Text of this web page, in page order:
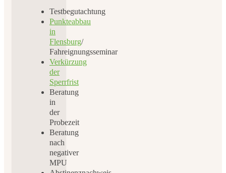
Testbegutachtung
Punkteabbau
in
Flensburg/
Fahreignungsseminar
Verkürzung
der
Sperrfrist
Beratung
in
der
Probezeit
Beratung
nach
negativer
MPU